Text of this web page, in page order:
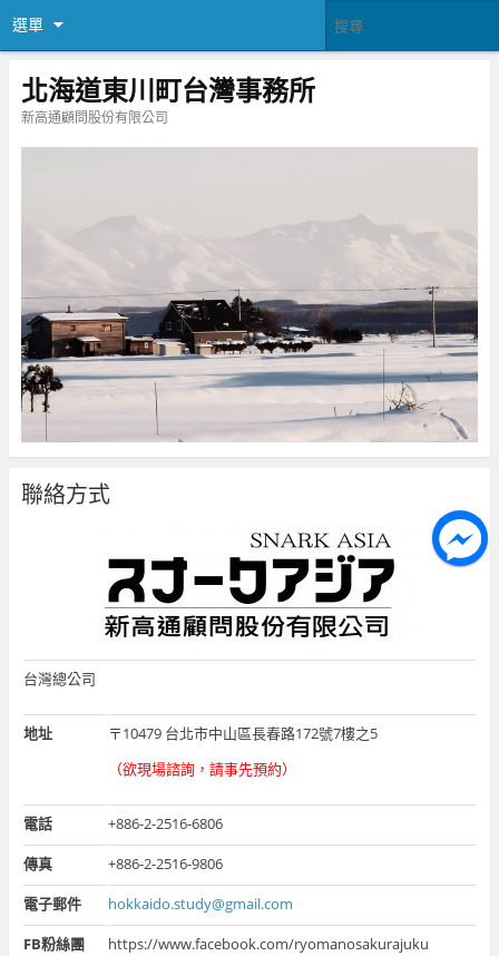
選單
北海道東川町台灣事務所
新高通顧問股份有限公司
聯絡方式
台灣總公司
地址
〒10479 台北市中山區長春路172號7樓之5
（欲現場諮詢，請事先預約）
電話
+886-2-2516-6806
傳真
+886-2-2516-9806
電子郵件
hokkaido.study@gmail.com
FB粉絲團
https://www.facebook.com/ryomanosakurajuku